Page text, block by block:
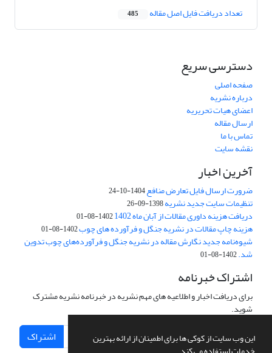
این وب سایت از کوکی ها برای اطمینان از ارائه بهترین
تعداد دریافت فایل اصل مقاله 485
دسترسی سریع
صفحه اصلی
درباره نشریه
اعضای هیات تحریریه
ارسال مقاله
تماس با ما
نقشه سایت
آخرین اخبار
ضرورت ارسال فایل تعارض منافع1404-10-24
تنظیمات سایت جدید نشریه1398-09-26
دریافت هزینه داوری مقالات از آبان ماه 1402 1402-08-01
هزینه چاپ مقالات در نشریه جنگل و فرآورده های چوب1402-08-01
شیوه‌نامه جدید نگارش مقاله در نشریه جنگل و فرآورده‌های چوب تدوین
شد.1402-08-01
اشتراک خبرنامه
برای دریافت اخبار و اطلاعیه های مهم نشریه در خبرنامه نشریه مشترک
شوید.
اشتراک